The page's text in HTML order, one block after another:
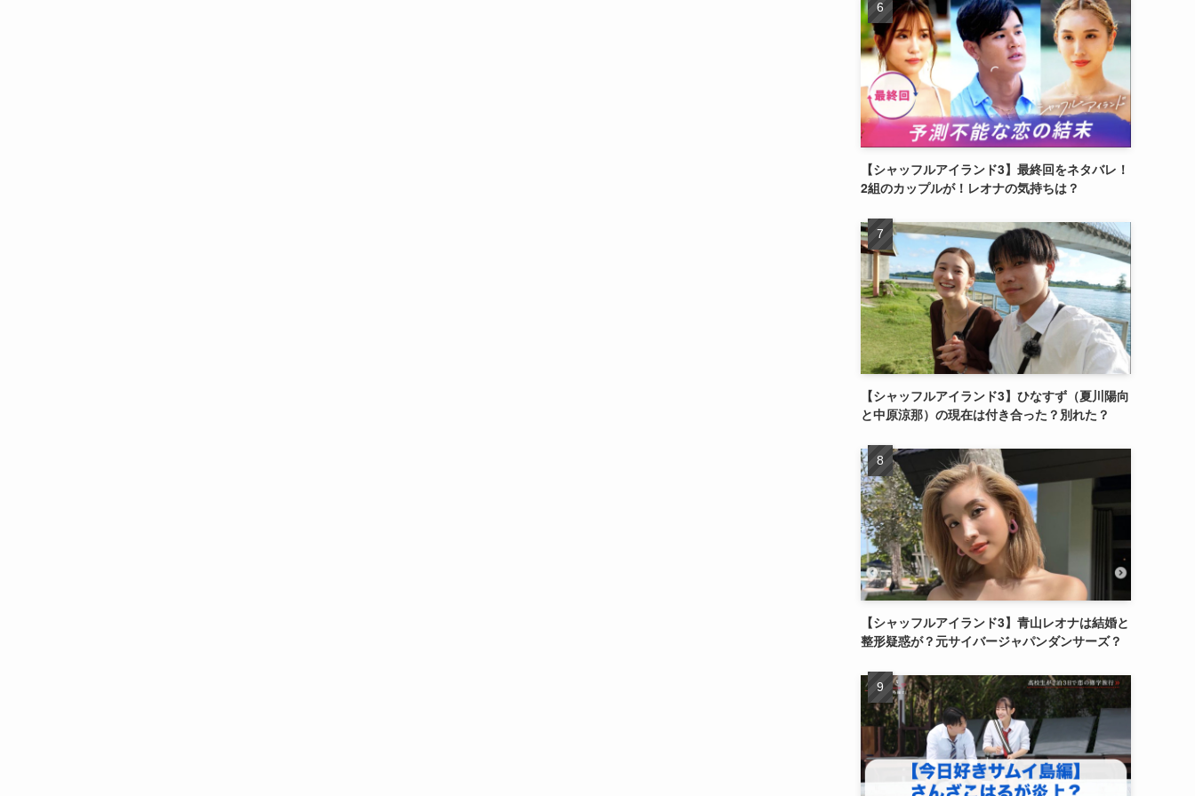
【シャッフルアイランド3】最終回をネタバレ！
2組のカップルが！レオナの気持ちは？
【シャッフルアイランド3】ひなすず（夏川陽向
と中原涼那）の現在は付き合った？別れた？
【シャッフルアイランド3】青山レオナは結婚と
整形疑惑が？元サイバージャパンダンサーズ？